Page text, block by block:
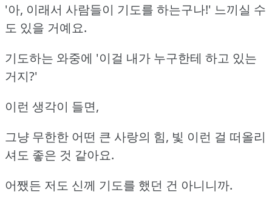
'아, 이래서 사람들이 기도를 하는구나!' 느끼실 수
도 있을 거예요.
기도하는 와중에 '이걸 내가 누구한테 하고 있는
거지?'
이런 생각이 들면,
그냥 무한한 어떤 큰 사랑의 힘, 빛 이런 걸 떠올리
셔도 좋은 것 같아요.
어쨌든 저도 신께 기도를 했던 건 아니니까.